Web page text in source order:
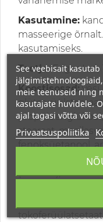
Kasutamine:
masseerige
kasutamiseks.
Tootja:Frigor Ltd,
Koostisosad:vesi
stearaat,
fenoksüetanool,
(sheavõi),
Vitis Vinifera
See veebisait
meie teenuseid ning
kasutajate huvidele.
ajal tagasi võtta või
Privaatsuspoliitika